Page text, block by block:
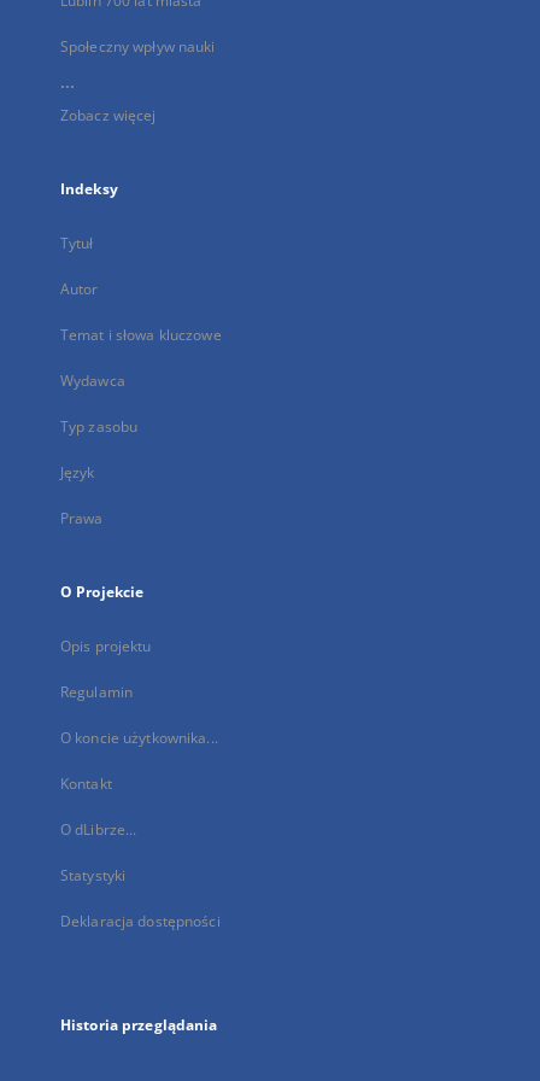
Społeczny wpływ nauki
...
Zobacz więcej
Indeksy
Tytuł
Autor
Temat i słowa kluczowe
Wydawca
Typ zasobu
Język
Prawa
O Projekcie
Opis projektu
Regulamin
O koncie użytkownika...
Kontakt
O dLibrze...
Statystyki
Deklaracja dostępności
Historia przeglądania